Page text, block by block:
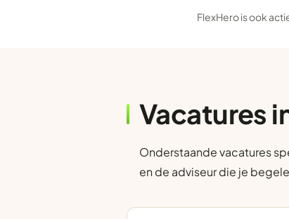
FlexHero is ook
Vacatures
Onderstaande vacatures
en de adviseur die je